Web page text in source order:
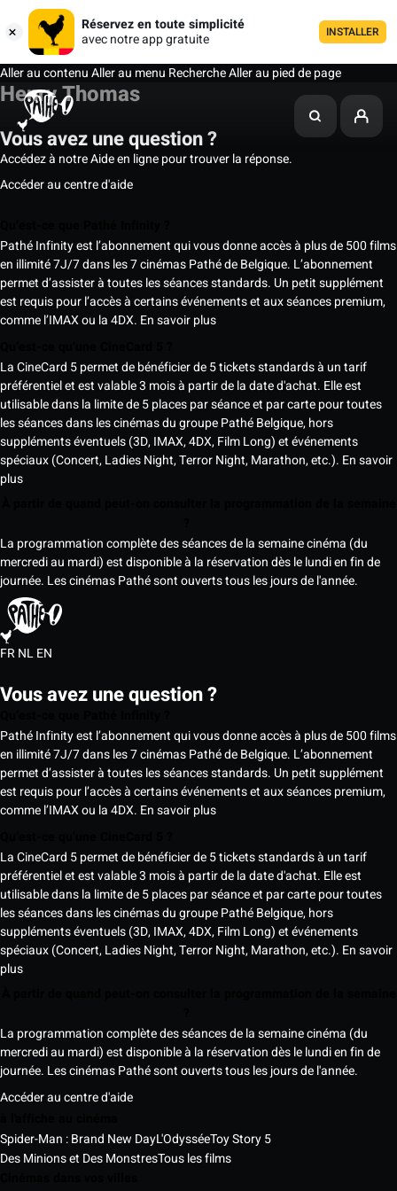
Réservez en toute simplicité
avec notre app gratuite
INSTALLER
Aller au contenuAller au menu RechercheAller au pied de page
Henry Thomas
Vous avez une question ?
Accédez à notre Aide en ligne pour trouver la réponse.
Accéder au centre d'aide
Pathé Infinity est l’abonnement qui vous donne accès à plus de 500 films
en illimité 7J/7 dans les 7 cinémas Pathé de Belgique. L’abonnement
permet d’assister à toutes les séances standards. Un petit supplément
est requis pour l’accès à certains événements et aux séances premium,
comme l’IMAX ou la 4DX. En savoir plus
La CineCard 5 permet de bénéficier de 5 tickets standards à un tarif
préférentiel et est valable 3 mois à partir de la date d'achat. Elle est
utilisable dans la limite de 5 places par séance et par carte pour toutes
les séances dans les cinémas du groupe Pathé Belgique, hors
suppléments éventuels (3D, IMAX, 4DX, Film Long) et événements
spéciaux (Concert, Ladies Night, Terror Night, Marathon, etc.). En savoir
plus
La programmation complète des séances de la semaine cinéma (du
mercredi au mardi) est disponible à la réservation dès le lundi en fin de
journée. Les cinémas Pathé sont ouverts tous les jours de l'année.
FRNLEN
Vous avez une question ?
Pathé Infinity est l’abonnement qui vous donne accès à plus de 500 films
en illimité 7J/7 dans les 7 cinémas Pathé de Belgique. L’abonnement
permet d’assister à toutes les séances standards. Un petit supplément
est requis pour l’accès à certains événements et aux séances premium,
comme l’IMAX ou la 4DX. En savoir plus
La CineCard 5 permet de bénéficier de 5 tickets standards à un tarif
préférentiel et est valable 3 mois à partir de la date d'achat. Elle est
utilisable dans la limite de 5 places par séance et par carte pour toutes
les séances dans les cinémas du groupe Pathé Belgique, hors
suppléments éventuels (3D, IMAX, 4DX, Film Long) et événements
spéciaux (Concert, Ladies Night, Terror Night, Marathon, etc.). En savoir
plus
La programmation complète des séances de la semaine cinéma (du
mercredi au mardi) est disponible à la réservation dès le lundi en fin de
journée. Les cinémas Pathé sont ouverts tous les jours de l'année.
Accéder au centre d'aide
Spider-Man : Brand New DayL'OdysséeToy Story 5
Des Minions et Des MonstresTous les films